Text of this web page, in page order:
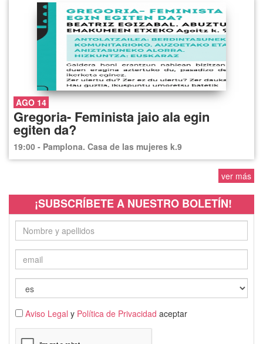
AGO 14
Gregoria- Feminista jaio ala egin
egiten da?
19:00 - Pamplona. Casa de las mujeres k.9
ver más
¡SUBSCRÍBETE A NUESTRO BOLETÍN!
Aviso Legal y Política de Privacidad aceptar